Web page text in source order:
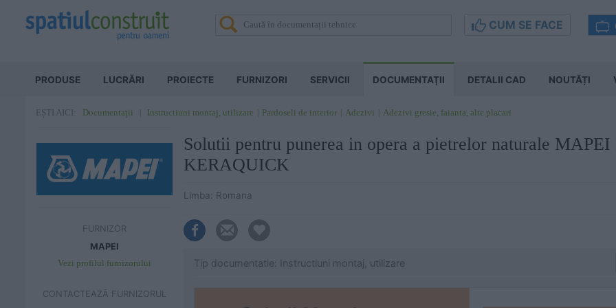
CUM SE FACE
PRODUSE LUCRĂRI PROIECTE FURNIZORI SERVICII DOCUMENTAŢII DETALII CAD NOUTĂȚI
EȘTI AICI: Documentații Instructiuni montaj, utilizare Pardoseli de interior Adezivi Adezivi gresie, faianta, alte placari
FURNIZOR
MAPEI
Vezi profilul furnizorului
CONTACTEAZĂ FURNIZORUL
Solutii pentru punerea in opera a pietrelor naturale
KERAQUICK
Limba: Romana
Tip documentatie: Instructiuni montaj, utilizare